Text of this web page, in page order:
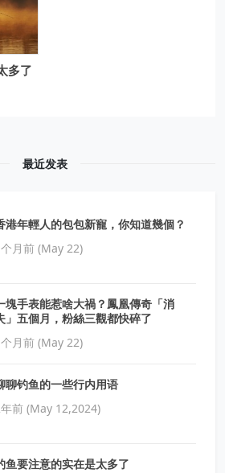
多了
最近发表
港年輕人的包包新寵，你知道幾個？
月前 (May 22)
塊手表能惹啥大禍？鳳凰傳奇「消
」五個月，粉絲三觀都快碎了
月前 (May 22)
聊钓鱼的一些行内用语
前 (May 12,2024)
鱼要注意的实在是太多了